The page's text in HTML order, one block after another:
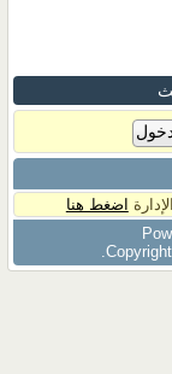
اضغط هنا